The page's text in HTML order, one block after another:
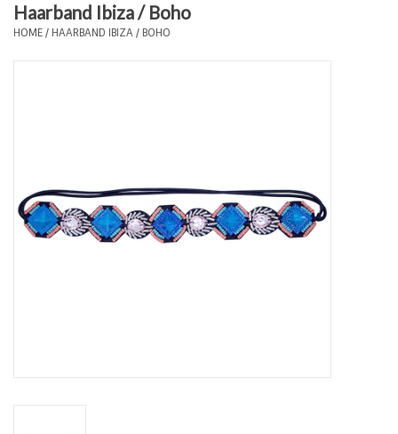
Plus Size Sieraden
Zonnebrillen
Haarband Ibiza / Boho
HOME/ HAARBAND IBIZA / BOHO